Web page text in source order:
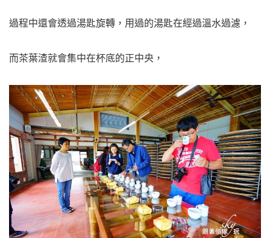
過程中還會透過湯匙旋轉，用過的湯匙在經過溫水過濾，
而茶葉渣就會集中在杯底的正中央，